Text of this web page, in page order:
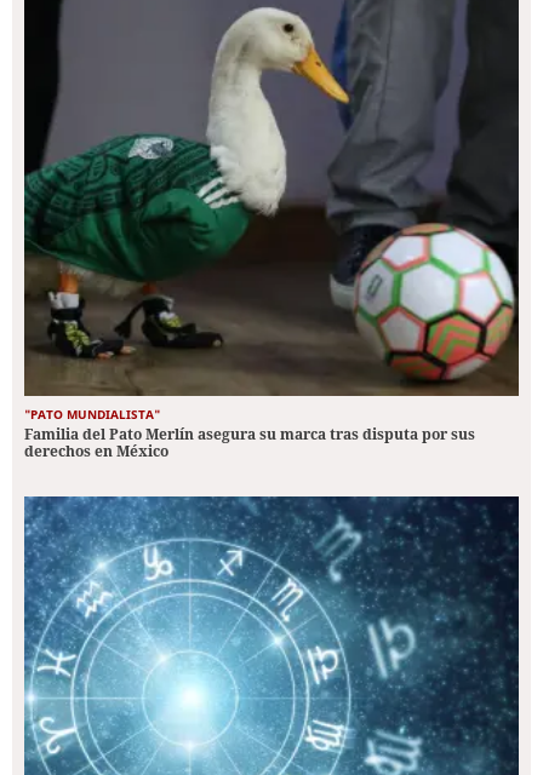
"PATO MUNDIALISTA"
Familia del Pato Merlín asegura su marca tras disputa por sus
derechos en México